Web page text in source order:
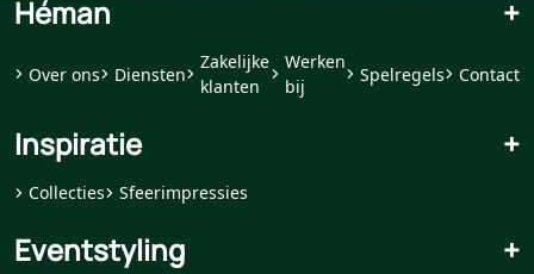
Héman +
Over ons Diensten
Zakelijke
klanten
Werken
bij
Spelregels Contact
Inspiratie +
Collecties Sfeerimpressies
Eventstyling +